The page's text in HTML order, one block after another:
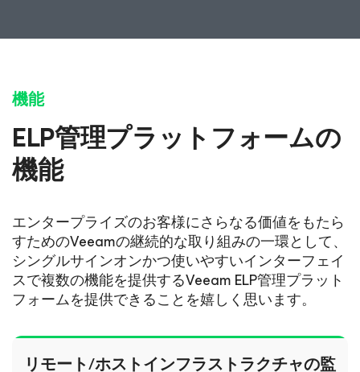
機能
ELP管理プラットフォームの
機能
エンタープライズのお客様にさらなる価値をもたら
すためのVeeamの継続的な取り組みの一環として、
シングルサインオンかつ使いやすいインターフェイ
スで複数の機能を提供するVeeam ELP管理プラット
フォームを提供できることを嬉しく思います。
リモート/ホストインフラストラクチャの監